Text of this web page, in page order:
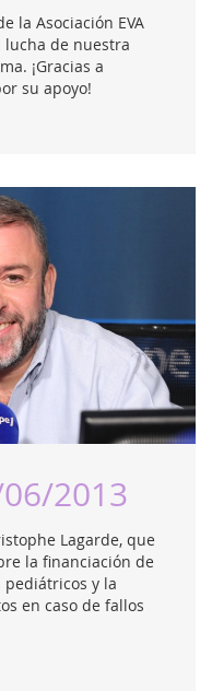
la Asociación EVA
lucha de nuestra
¡Gracias a
su apoyo!
06/2013
Lagarde, que
la financiación de
pediátricos y la
en caso de fallos